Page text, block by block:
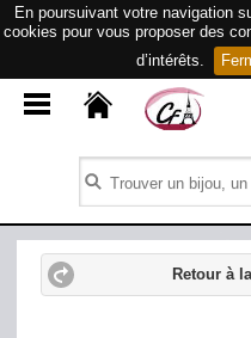
En poursuivant votre navigation
cookies pour vous proposer des
d’intérêts.
Retour à